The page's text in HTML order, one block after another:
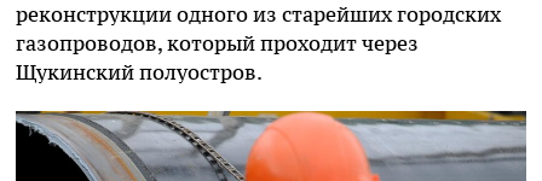
реконструкции одного из старейших городских
газопроводов, который проходит через
Щукинский полуостров.